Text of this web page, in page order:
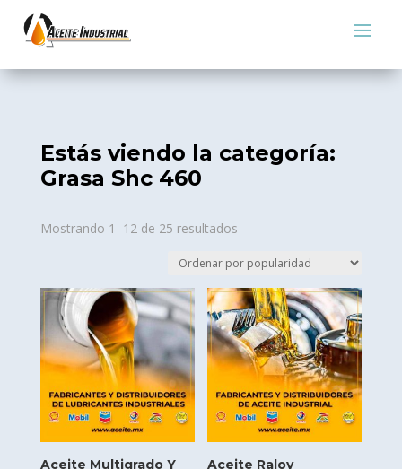
Estás viendo la categoría:
Grasa Shc 460
Mostrando 1–12 de 25 resultadosSorted
popularity
Aceite Multigrado Y
Aceite Raloy